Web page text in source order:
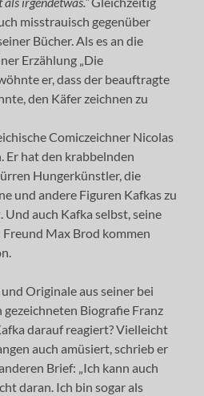
misstrauisch gegenüber
Bücher. Als es an die
Erzählung „Die
er, dass der beauftragte
den Käfer zeichnen zu
Comiczeichner Nicolas
Er hat den krabbelnden
Hungerkünstler, die
und andere Figuren Kafkas zu
auch Kafka selbst, seine
Max Brod kommen
Originale aus seiner bei
Biografie Franz
darauf reagiert? Vielleicht
auch amüsiert, schrieb er
Brief: „Ich kann auch
daran. Ich bin sogar als